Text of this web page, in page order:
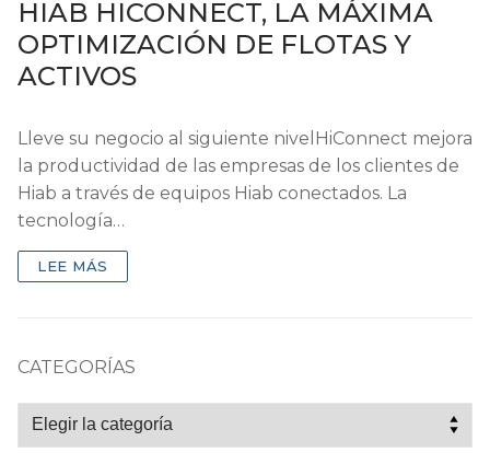
HIAB HICONNECT, LA MÁXIMA
OPTIMIZACIÓN DE FLOTAS Y
ACTIVOS
Lleve su negocio al siguiente nivelHiConnect mejora
la productividad de las empresas de los clientes de
Hiab a través de equipos Hiab conectados. La
tecnología…
LEE MÁS
CATEGORÍAS
Categorías